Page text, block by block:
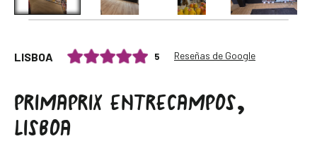
LISBOA 5 Reseñas de Google
PRIMAPRIX ENTRECAMPOS,
LISBOA